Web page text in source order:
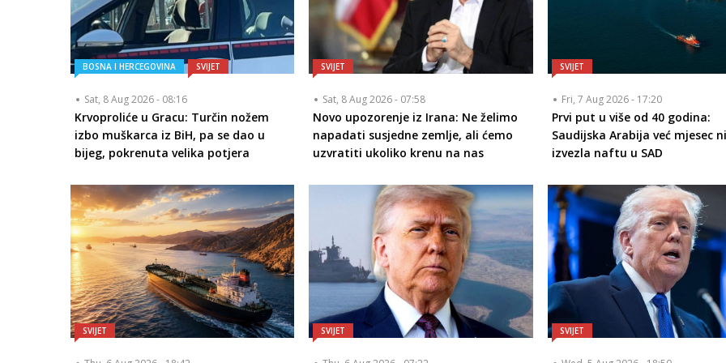
BOSNA I HERCEGOVINA SVIJET
Sat, 8 Aug 2026 - 08:16
Krvoproliće u Gracu: Turčin nožem
izbo muškarca iz BiH, pa se dao u
bijeg, pokrenuta velika potjera
SVIJET
Sat, 8 Aug 2026 - 07:58
Novo upozorenje iz Irana: Ne želimo
napadati susjedne zemlje, ali ćemo
uzvratiti ukoliko krenu na nas
SVIJET
Fri, 7 Aug 2026 - 17:20
Prvi put u više od 40 godina:
Saudijska Arabija već mjesec
izvezla naftu u SAD
SVIJET SVIJET SVIJET